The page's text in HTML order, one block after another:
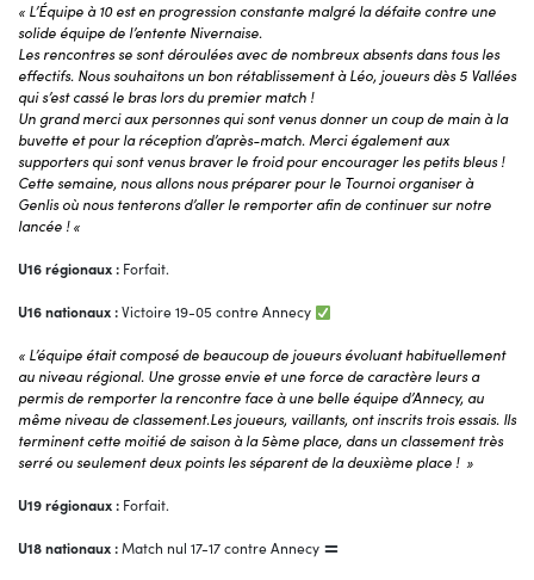
« L’Équipe à 10 est en progression constante malgré la défaite contre une
solide équipe de l’entente Nivernaise.
Les rencontres se sont déroulées avec de nombreux absents dans tous les
effectifs. Nous souhaitons un bon rétablissement à Léo, joueurs dès 5 Vallées
qui s’est cassé le bras lors du premier match !
Un grand merci aux personnes qui sont venus donner un coup de main à la
buvette et pour la réception d’après-match. Merci également aux
supporters qui sont venus braver le froid pour encourager les petits bleus !
Cette semaine, nous allons nous préparer pour le Tournoi organiser à
Genlis où nous tenterons d’aller le remporter afin de continuer sur notre
lancée ! «
U16 régionaux : Forfait.
U16 nationaux :Victoire 19-05 contre Annecy
« L’équipe était composé de beaucoup de joueurs évoluant habituellement
au niveau régional. Une grosse envie et une force de caractère leurs a
permis de remporter la rencontre face à une belle équipe d’Annecy, au
même niveau de classement.Les joueurs, vaillants, ont inscrits trois essais. Ils
terminent cette moitié de saison à la 5ème place, dans un classement très
serré ou seulement deux points les séparent de la deuxième place ! »
U19 régionaux : Forfait.
U18 nationaux :Match nul 17-17 contre Annecy